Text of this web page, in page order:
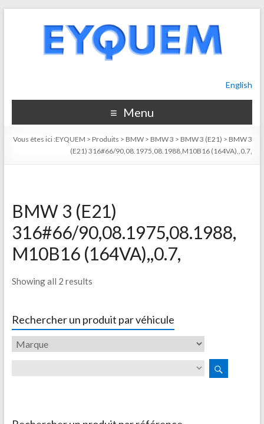
English
Menu
Vous êtes ici :EYQUEM > Produits > BMW > BMW 3 > BMW 3 (E21) > BMW 3
(E21) 316#66/90,08.1975,08.1988,M10B16 (164VA),,0.7,
BMW 3 (E21)
316#66/90,08.1975,08.1988,
M10B16 (164VA),,0.7,
Showing all 2 results
Rechercher un produit par véhicule